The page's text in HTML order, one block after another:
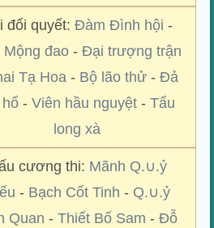
đối quyết:Đàm Đình hội -
Mộng đao- Đại trượng trận
Tạ Hoa- Bộ lão thử- Đả
hổ -Viên hầu nguyệt -Tẩu
long xà
cương thi: Mãnh Q.∪.ỷ
- Bạch Cốt Tinh - Q.∪.ỷ
Quan -Thiết Bố Sam -Đỗ